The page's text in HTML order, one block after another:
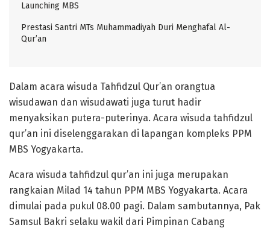
Launching MBS
Prestasi Santri MTs Muhammadiyah Duri Menghafal Al-
Qur’an
Dalam acara wisuda Tahfidzul Qur’an orangtua
wisudawan dan wisudawati juga turut hadir
menyaksikan putera-puterinya. Acara wisuda tahfidzul
qur’an ini diselenggarakan di lapangan kompleks PPM
MBS Yogyakarta.
Acara wisuda tahfidzul qur’an ini juga merupakan
rangkaian Milad 14 tahun PPM MBS Yogyakarta. Acara
dimulai pada pukul 08.00 pagi. Dalam sambutannya, Pak
Samsul Bakri selaku wakil dari Pimpinan Cabang